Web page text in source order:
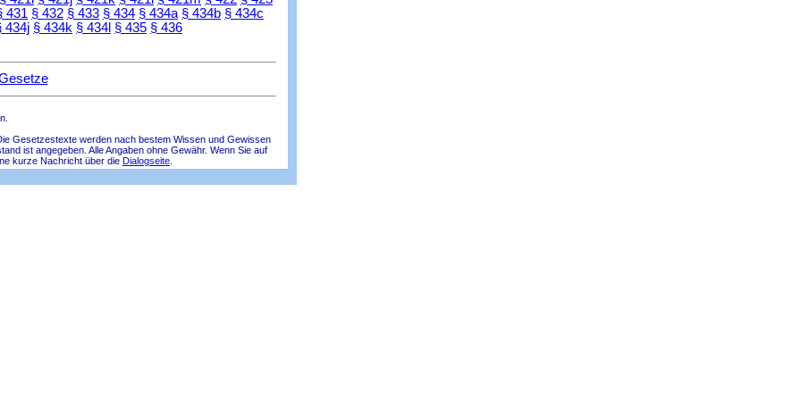
431 § 432 § 433 § 434 § 434a § 434b § 434c
434j § 434k § 434l § 435 § 436
Gesetzestexte werden nach bestem Wissen und Gewissen
ist angegeben. Alle Angaben ohne Gewähr. Wenn Sie auf
kurze Nachricht über die Dialogseite